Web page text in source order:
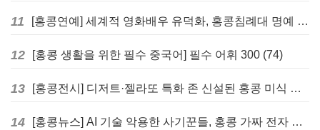
11 [홍콩연예] 세계적 영화배우 유덕화, 홍콩침례대 명예 박사 학위 받는다
12 [홍콩 생활을 위한 필수 중국어] 필수 어휘 300 (74)
13 [홍콩전시] 디저트·젤라또 특화 존 신설된 홍콩 미식 박람회 다음주 개막
14 [홍콩뉴스] AI 기술 악용한 사기꾼들, 홍콩 가짜 전자 비자 사이트 극성